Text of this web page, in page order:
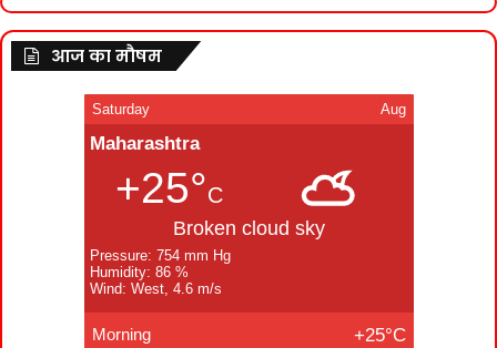
आज का मौषम
Saturday Aug
Maharashtra
+25°C
Broken cloud sky
Pressure: 754 mm Hg
Humidity: 86 %
Wind: West, 4.6 m/s
Morning +25°C